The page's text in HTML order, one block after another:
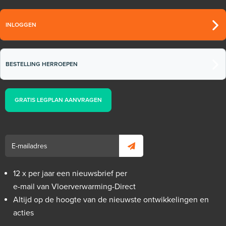
INLOGGEN
BESTELLING HERROEPEN
GRATIS LEGPLAN AANVRAGEN
12 x per jaar een nieuwsbrief per
e-mail van Vloerverwarming-Direct
Altijd op de hoogte van de nieuwste ontwikkelingen en
acties